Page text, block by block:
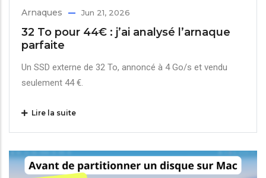
Arnaques Jun 21, 2026
32 To pour 44€ : j’ai analysé l’arnaque
parfaite
Un SSD externe de 32 To, annoncé à 4 Go/s et vendu
seulement 44 €.
Lire la suite